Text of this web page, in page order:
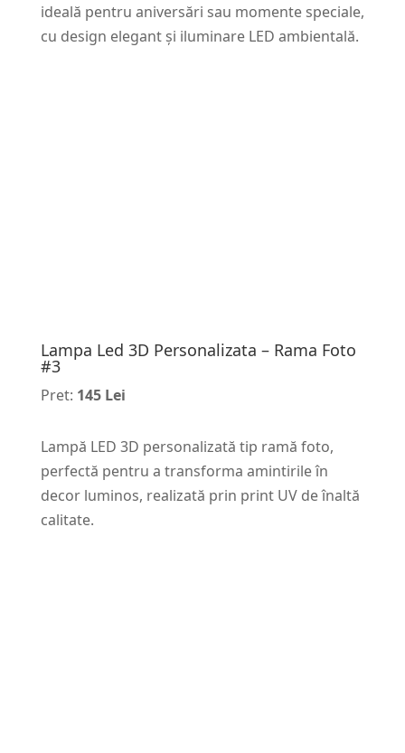
ideală pentru aniversări sau momente speciale,
cu design elegant și iluminare LED ambientală.
Lampa Led 3D Personalizata – Rama Foto
#3
Pret: 145 Lei
Lampă LED 3D personalizată tip ramă foto,
perfectă pentru a transforma amintirile în
decor luminos, realizată prin print UV de înaltă
calitate.